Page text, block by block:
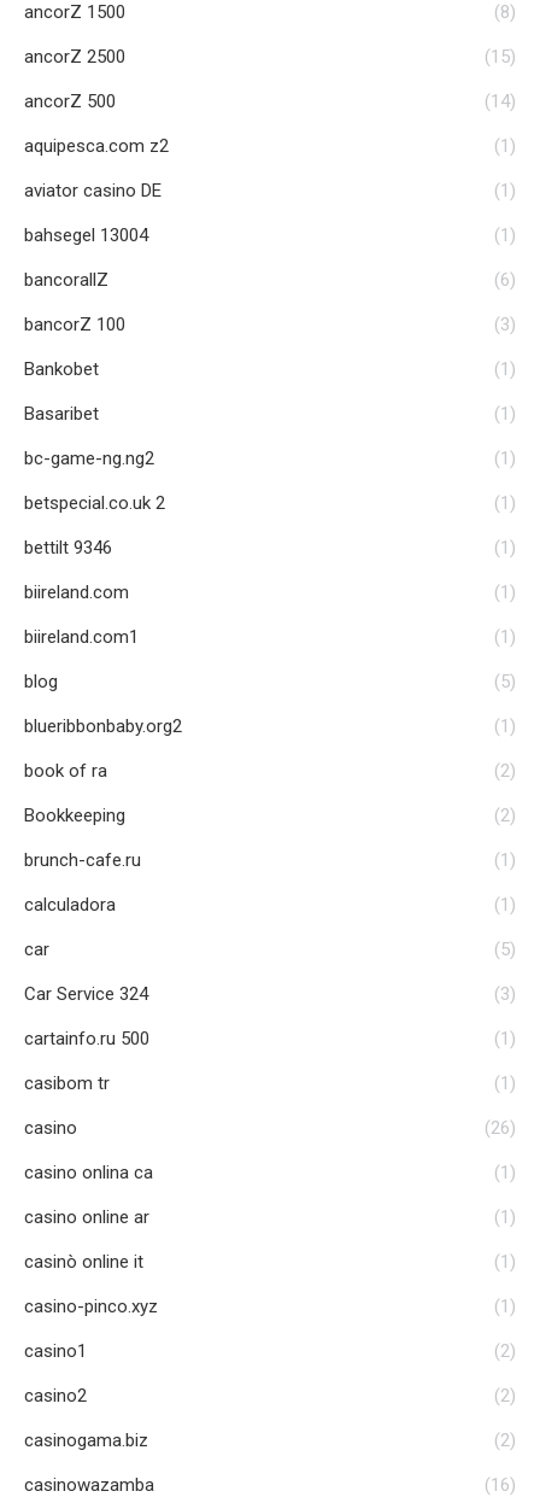
ancorZ 1500 (8)
ancorZ 2500 (15)
ancorZ 500 (14)
aquipesca.com z2 (1)
aviator casino DE (1)
bahsegel 13004 (1)
bancorallZ (6)
bancorZ 100 (3)
Bankobet (1)
Basaribet (1)
bc-game-ng.ng2 (1)
betspecial.co.uk 2 (1)
bettilt 9346 (1)
biireland.com (1)
biireland.com1 (1)
blog (5)
blueribbonbaby.org2 (1)
book of ra (2)
Bookkeeping (2)
brunch-cafe.ru (1)
calculadora (1)
car (5)
Car Service 324 (3)
cartainfo.ru 500 (1)
casibom tr (1)
casino (26)
casino onlina ca (1)
casino online ar (1)
casinò online it (1)
casino-pinco.xyz (1)
casino1 (2)
casino2 (2)
casinogama.biz (2)
casinowazamba (16)